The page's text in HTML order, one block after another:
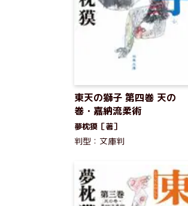
東天の獅子 第四巻 天の
巻・嘉納流柔術
夢枕獏［著］
判型：文庫判